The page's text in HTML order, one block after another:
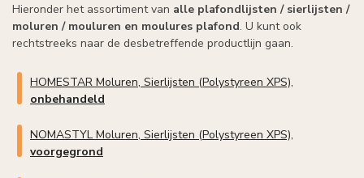
Hieronder het assortiment van alle plafondlijsten / sierlijsten /
moluren / mouluren en moulures plafond. U kunt ook
rechtstreeks naar de desbetreffende productlijn gaan.
HOMESTAR Moluren, Sierlijsten (Polystyreen XPS),
onbehandeld
NOMASTYL Moluren, Sierlijsten (Polystyreen XPS),
voorgegrond